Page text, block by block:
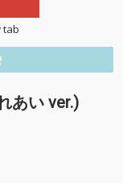
tab
あい ver.)